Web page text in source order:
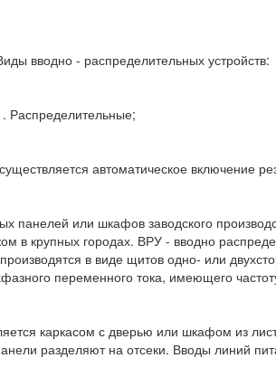
вводно - распределительных устройств:
Распределительные;
автоматическое включение
панелей или шкафов заводского
в крупных городах. ВРУ - вводно
в виде щитов одно- или
переменного тока, имеющего
каркасом с дверью или шкафом из
разделяют на отсеки. Вводы линий